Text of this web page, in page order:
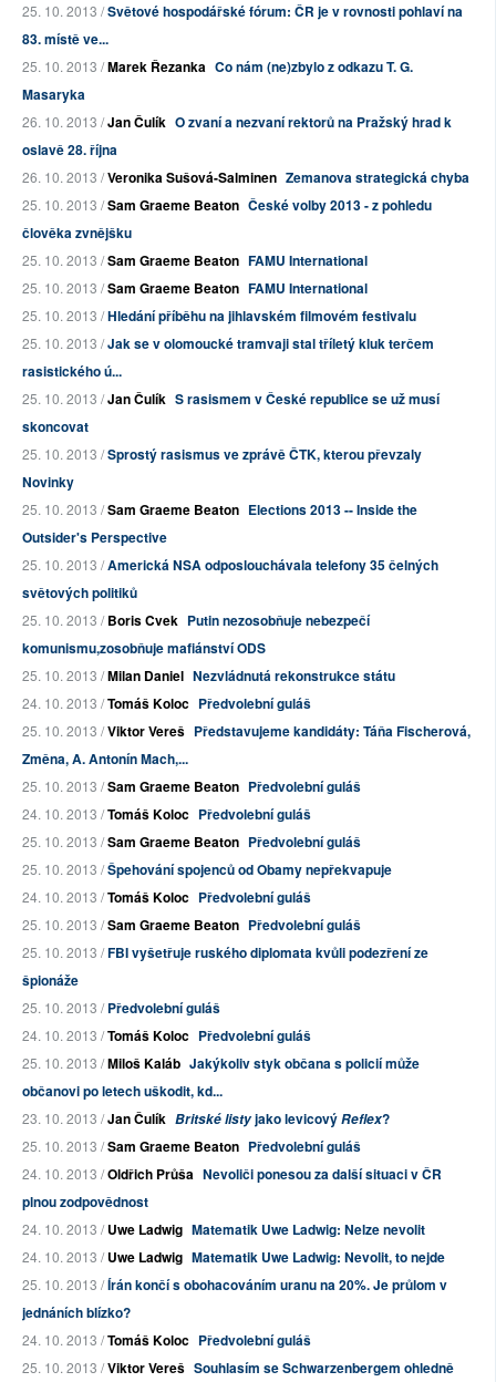
25. 10. 2013 /Světové hospodářské fórum: ČR je v rovnosti pohlaví na
83. místě ve...
25. 10. 2013 /Marek Řezanka Co nám (ne)zbylo z odkazu T. G.
Masaryka
26. 10. 2013 /Jan Čulík O zvaní a nezvaní rektorů na Pražský hrad k
oslavě 28. října
26. 10. 2013 /Veronika Sušová-Salminen Zemanova strategická chyba
25. 10. 2013 /Sam Graeme Beaton České volby 2013 - z pohledu
člověka zvnějšku
25. 10. 2013 /Sam Graeme Beaton FAMU International
25. 10. 2013 /Sam Graeme Beaton FAMU International
25. 10. 2013 /Hledání příběhu na jihlavském filmovém festivalu
25. 10. 2013 /Jak se v olomoucké tramvaji stal tříletý kluk terčem
rasistického ú...
25. 10. 2013 /Jan Čulík S rasismem v České republice se už musí
skoncovat
25. 10. 2013 /Sprostý rasismus ve zprávě ČTK, kterou převzaly
Novinky
25. 10. 2013 /Sam Graeme Beaton Elections 2013 -- Inside the
Outsider's Perspective
25. 10. 2013 /Americká NSA odposlouchávala telefony 35 čelných
světových politiků
25. 10. 2013 /Boris Cvek Putin nezosobňuje nebezpečí
komunismu,zosobňuje mafiánství ODS
25. 10. 2013 /Milan Daniel Nezvládnutá rekonstrukce státu
24. 10. 2013 /Tomáš Koloc Předvolební guláš
25. 10. 2013 /Viktor Vereš Představujeme kandidáty: Táňa Fischerová,
Změna, A. Antonín Mach,...
25. 10. 2013 /Sam Graeme Beaton Předvolební guláš
24. 10. 2013 /Tomáš Koloc Předvolební guláš
25. 10. 2013 /Sam Graeme Beaton Předvolební guláš
25. 10. 2013 /Špehování spojenců od Obamy nepřekvapuje
24. 10. 2013 /Tomáš Koloc Předvolební guláš
25. 10. 2013 /Sam Graeme Beaton Předvolební guláš
25. 10. 2013 /FBI vyšetřuje ruského diplomata kvůli podezření ze
špionáže
25. 10. 2013 /Předvolební guláš
24. 10. 2013 /Tomáš Koloc Předvolební guláš
25. 10. 2013 /Miloš Kaláb Jakýkoliv styk občana s policií může
občanovi po letech uškodit, kd...
23. 10. 2013 /Jan Čulík Britské listyjako levicovýReflex?
25. 10. 2013 /Sam Graeme Beaton Předvolební guláš
24. 10. 2013 /Oldřich Průša Nevoliči ponesou za další situaci v ČR
plnou zodpovědnost
24. 10. 2013 /Uwe Ladwig Matematik Uwe Ladwig: Nelze nevolit
24. 10. 2013 /Uwe Ladwig Matematik Uwe Ladwig: Nevolit, to nejde
25. 10. 2013 /Írán končí s obohacováním uranu na 20%. Je průlom v
jednáních blízko?
24. 10. 2013 /Tomáš Koloc Předvolební guláš
25. 10. 2013 /Viktor Vereš Souhlasím se Schwarzenbergem ohledně